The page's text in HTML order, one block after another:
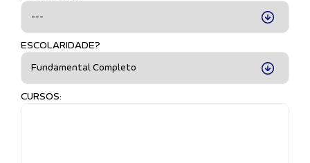
ESCOLARIDADE?
CURSOS: